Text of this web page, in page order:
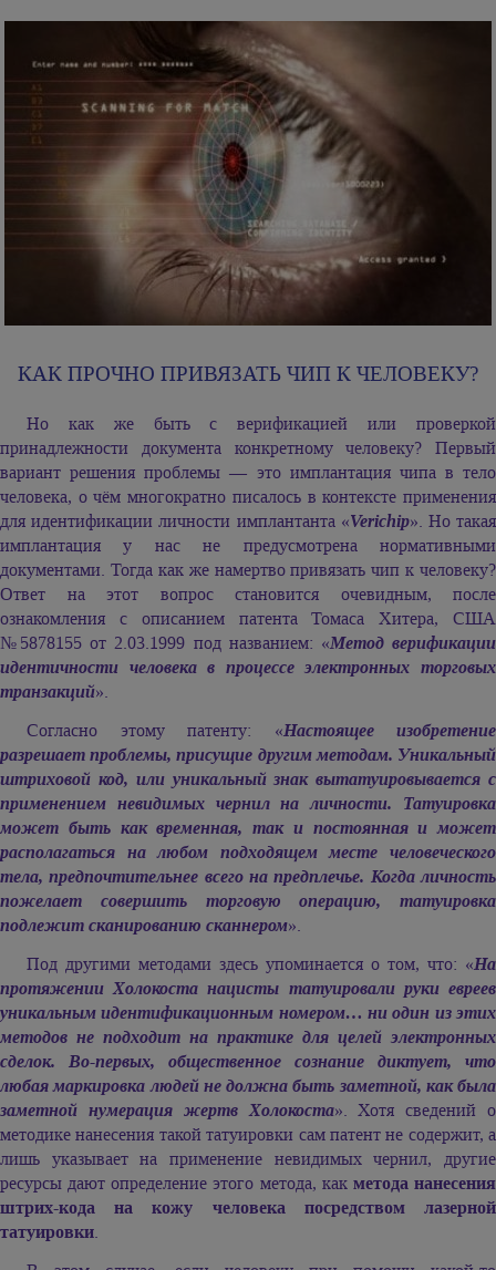
КАК ПРОЧНО ПРИВЯЗАТЬ ЧИП К ЧЕЛОВЕКУ?
Но как же быть с верификацией или проверкой
принадлежности документа конкретному человеку? Первый
вариант решения проблемы — это имплантация чипа в тело
человека, о чём многократно писалось в контексте применения
для идентификации личности имплантанта «Verichip». Но такая
имплантация у нас не предусмотрена нормативными
документами. Тогда как же намертво привязать чип к человеку?
Ответ на этот вопрос становится очевидным, после
ознакомления с описанием патента Томаса Хитера, США
№5878155 от 2.03.1999 под названием: «Метод верификации
идентичности человека в процессе электронных торговых
транзакций».
Согласно этому патенту: «Настоящее изобретение
разрешает проблемы, присущие другим методам. Уникальный
штриховой код, или уникальный знак вытатуировывается с
применением невидимых чернил на личности. Татуировка
может быть как временная, так и постоянная и может
располагаться на любом подходящем месте человеческого
тела, предпочтительнее всего на предплечье. Когда личность
пожелает совершить торговую операцию, татуировка
подлежит сканированию сканнером».
Под другими методами здесь упоминается о том, что: «На
протяжении Холокоста нацисты татуировали руки евреев
уникальным идентификационным номером… ни один из этих
методов не подходит на практике для целей электронных
сделок. Во-первых, общественное сознание диктует, что
любая маркировка людей не должна быть заметной, как была
заметной нумерация жертв Холокоста». Хотя сведений о
методике нанесения такой татуировки сам патент не содержит, а
лишь указывает на применение невидимых чернил, другие
ресурсы дают определение этого метода, как метода нанесения
штрих-кода на кожу человека посредством лазерной
татуировки.